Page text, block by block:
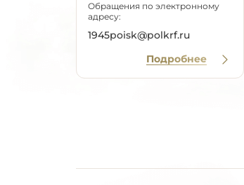
Обращения по электронному
адресу:
1945poisk@polkrf.ru
Подробнее